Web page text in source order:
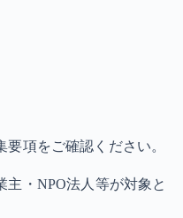
項をご確認ください。
・NPO法人等が対象と